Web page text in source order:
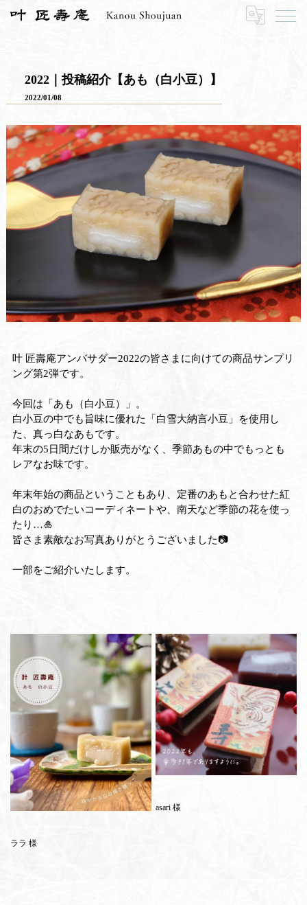
SNS・アンバサダー 2022｜投稿紹介【あも（白小豆）】
2022｜投稿紹介【あも（白小豆）】
2022/01/08
叶 匠壽庵アンバサダー2022の皆さまに向けての商品サンプリ
ング第2弾です。
今回は「あも（白小豆）」。
白小豆の中でも旨味に優れた「白雪大納言小豆」を使用し
た、真っ白なあもです。
年末の5日間だけしか販売がなく、季節あもの中でもっとも
レアなお味です。
年末年始の商品ということもあり、定番のあもと合わせた紅
白のおめでたいコーディネートや、南天など季節の花を使っ
たり…🎍
皆さま素敵なお写真ありがとうございました📷
一部をご紹介いたします。
ララ 様
asari 様